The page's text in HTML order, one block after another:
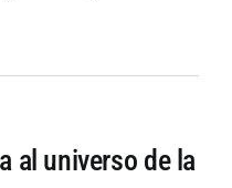
al universo de la